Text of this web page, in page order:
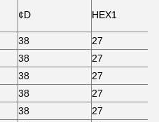
¢D HEX1
38
27
38
27
38
27
38
27
38
27